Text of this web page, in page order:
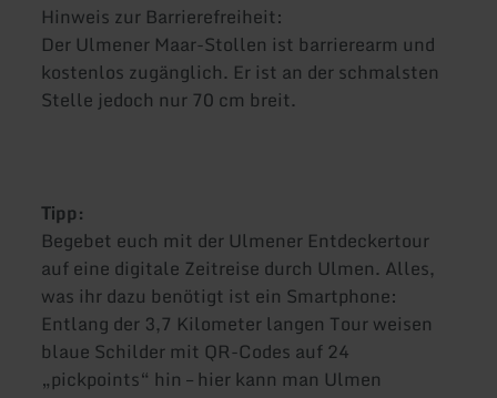
Hinweis zur Barrierefreiheit:
Der Ulmener Maar-Stollen ist barrierearm und
kostenlos zugänglich. Er ist an der schmalsten
Stelle jedoch nur 70 cm breit.
Tipp:
Begebet euch mit der Ulmener Entdeckertour
auf eine digitale Zeitreise durch Ulmen. Alles,
was ihr dazu benötigt ist ein Smartphone:
Entlang der 3,7 Kilometer langen Tour weisen
blaue Schilder mit QR-Codes auf 24
„pickpoints“ hin – hier kann man Ulmen